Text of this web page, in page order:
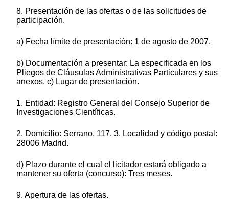
8. Presentación de las ofertas o de las solicitudes de
participación.
a) Fecha límite de presentación: 1 de agosto de 2007.
b) Documentación a presentar: La especificada en los
Pliegos de Cláusulas Administrativas Particulares y sus
anexos. c) Lugar de presentación.
1. Entidad: Registro General del Consejo Superior de
Investigaciones Científicas.
2. Domicilio: Serrano, 117. 3. Localidad y código postal:
28006 Madrid.
d) Plazo durante el cual el licitador estará obligado a
mantener su oferta (concurso): Tres meses.
9. Apertura de las ofertas.